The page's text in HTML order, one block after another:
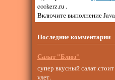
cookerz.ru .
Включите выполнение
Последние комментарии
Салат "Блюз"
супер вкусный
улет.